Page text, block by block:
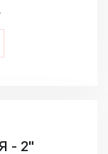
- 2"